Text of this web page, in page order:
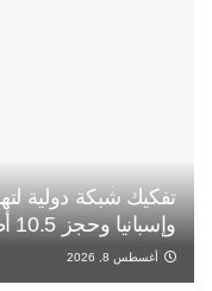
تفكيك شبكة دولية
وإسبانيا وحجز 10.5 أطنان
أغسطس 8, 2026